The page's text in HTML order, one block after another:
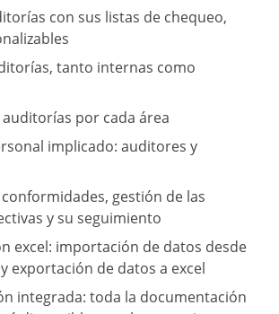
con sus listas de chequeo,
tanto internas como
por cada área
implicado: auditores y
gestión de las
y su seguimiento
excel: importación de datos desde
exportación de datos a excel
integrada: toda la documentación